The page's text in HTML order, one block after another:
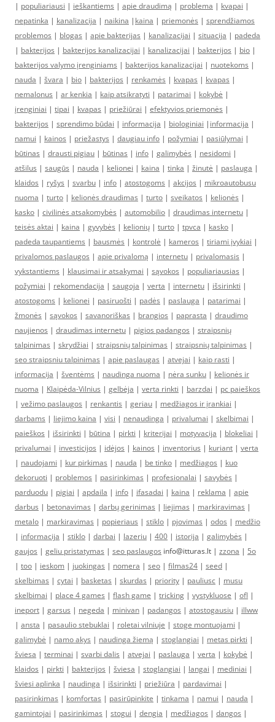
| populiariausi | ieškantiems | apie draudimą | problema | kvapai |
nepatinka | kanalizacija | naikina | kaina | priemonės | sprendžiamos
problemos | blogas | apie bakterijas | kanalizacijai | situacija | padeda
| bakterijos | bakterijos kanalizacijai | kanalizacijai | bakterijos | bio |
bakterijos valymo įrenginiams | bakterijos kanalizacijai | nuotekoms |
nauda | švara | bio | bakterijos | renkamės | kvapas | kvapas |
nemalonus | ar kenkia | kaip atsikratyti | patarimai | kokybė |
įrenginiai | tipai | kvapas | priežiūrai | efektyvios priemonės |
bakterijos | sprendimo būdai | informacija | biologiniai | informacija |
namui | kainos | priežastys | daugiau info | požymiai | pasiūlymai |
būtinas | drausti pigiau | būtinas | info | galimybės | nesidomi |
atšilus | saugūs | nauda | kelionei | kaina | tinka | žinutė | paslauga |
klaidos | ryšys | svarbu | info | atostogoms | akcijos | mikroautobusu
nuoma | turto | kelionės draudimas | turto | sveikatos | kelionės |
kasko | civilinės atsakomybės | automobilio | draudimas internetu |
teisės aktai | kaina | gyvybės | kelionių | turto | tpvca | kasko |
padeda taupantiems | bausmės | kontrolė | kameros | tiriami įvykiai |
privalomos paslaugos | apie privalomą | internetu | privalomasis |
vykstantiems | klausimai ir atsakymai | sąvokos | populiariausias |
požymiai | rekomendacija | saugoja | verta | internetu | išsirinkti |
atostogoms | kelionei | pasiruošti | padės | paslauga | patarimai |
žmonės | sąvokos | savanoriškas | brangios | paprasta | draudimo
naujienos | draudimas internetu | pigios padangos | straipsnių
talpinimas | skrydžiai | straipsnių talpinimas | straipsnių talpinimas |
seo straipsniu talpinimas | apie paslaugas | atvejai | kaip rasti |
informacija | šventėms | naudinga nuoma | nėra sunku | kelionės ir
nuoma | Klaipėda-Vilnius | gelbėja | verta rinkti | barzdai | pc paieškos
| vežimo paslaugos | renkantis | geriau | medžiagos ir įrankiai |
darbams | liejimo kaina | visi | nenaudinga | privalumai | skelbimai |
paieškos | išsirinkti | būtina | pirkti | kriterijai | motyvacija | blokeliai |
privalumai | investicijos | idėjos | kainos | inventorius | kuriant | verta
| naudojami | kur pirkimas | nauda | be tinko | medžiagos | kuo
dekoruoti | problemos | pasirinkimas | profesionalai | savybės |
parduodu | pigiai | apdaila | info | ifasadai | kaina | reklama | apie
darbus | betonavimas | darbų gerinimas | liejimas | markiravimas |
metalo | markiravimas | popieriaus | stiklo | pjovimas | odos | medžio
| informacija | stiklo | darbai | lazeriu | 400 | istorija | galimybės |
gaujos | geliu pristatymas | seo paslaugos info@itturas.lt | zzona | 5o
| too | ieskom | juokingas | nomera | seo | filmas24 | seed |
skelbimas | cytai | basketas | skurdas | priority | pauliusc | musu
skelbimai | place 4 games | flash game | tricking | vystykluose | ofl |
ineport | garsus | negeda | minivan | padangos | atostogausiu | illww
| ansta | pasaulio stebuklai | roletai vilniuje | stoge montuojami |
galimybė | namo akys | naudinga žiemą | stoglangiai | metas pirkti |
šviesa | terminai | svarbi dalis | atvejai | paslauga | verta | kokybė |
klaidos | pirkti | bakterijos | šviesa | stoglangiai | langai | mediniai |
šviesi aplinka | naudinga | išsirinkti | priežiūra | pardavimai |
pasirinkimas | komfortas | pasirūpinkite | tinkama | namui | nauda |
gamintojai | pasirinkimas | stogui | dengia | medžiagos | dangos |